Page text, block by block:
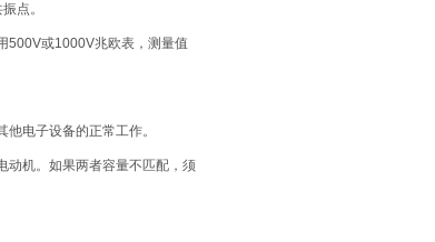
点。
500V或1000V兆欧表，测量值
电子设备的正常工作。
动机。如果两者容量不匹配，须